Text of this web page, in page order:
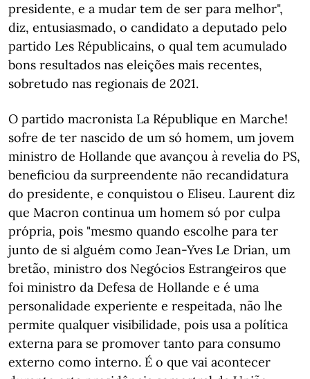
presidente, e a mudar tem de ser para melhor",
diz, entusiasmado, o candidato a deputado pelo
partido Les Républicains, o qual tem acumulado
bons resultados nas eleições mais recentes,
sobretudo nas regionais de 2021.
O partido macronista La République en Marche!
sofre de ter nascido de um só homem, um jovem
ministro de Hollande que avançou à revelia do PS,
beneficiou da surpreendente não recandidatura
do presidente, e conquistou o Eliseu. Laurent diz
que Macron continua um homem só por culpa
própria, pois "mesmo quando escolhe para ter
junto de si alguém como Jean-Yves Le Drian, um
bretão, ministro dos Negócios Estrangeiros que
foi ministro da Defesa de Hollande e é uma
personalidade experiente e respeitada, não lhe
permite qualquer visibilidade, pois usa a política
externa para se promover tanto para consumo
externo como interno. É o que vai acontecer